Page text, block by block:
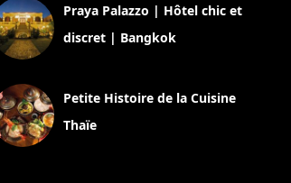
Praya Palazzo | Hôtel chic et
discret | Bangkok
Petite Histoire de la Cuisine
Thaïe